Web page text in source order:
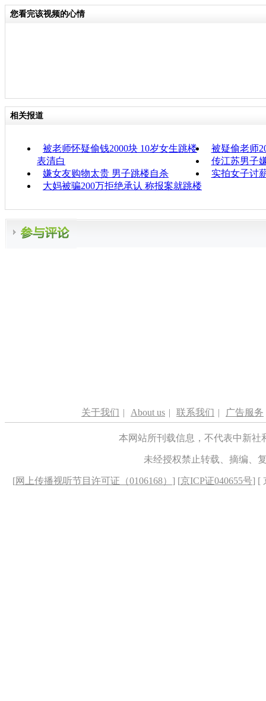
您看完该视频的心情
相关报道
被老师怀疑偷钱2000块 10岁女生跳楼
表清白
被疑偷老师
传江苏男子
嫌女友购物太贵 男子跳楼自杀
实拍女子讨
大妈被骗200万拒绝承认 称报案就跳楼
关于我们 | About us | 联系我们 | 广告服务
本网站所刊载信息，不代表中新
未经授权禁止转载、摘编、
[网上传播视听节目许可证（0106168） ] [京ICP证040655号] [